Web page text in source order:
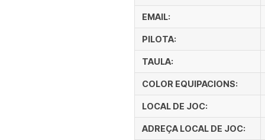
EMAIL:
PILOTA:
TAULA:
COLOR EQUIPACIONS:
LOCAL DE JOC:
ADREÇA LOCAL DE JOC: